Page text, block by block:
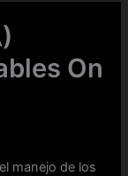
On
manejo de los